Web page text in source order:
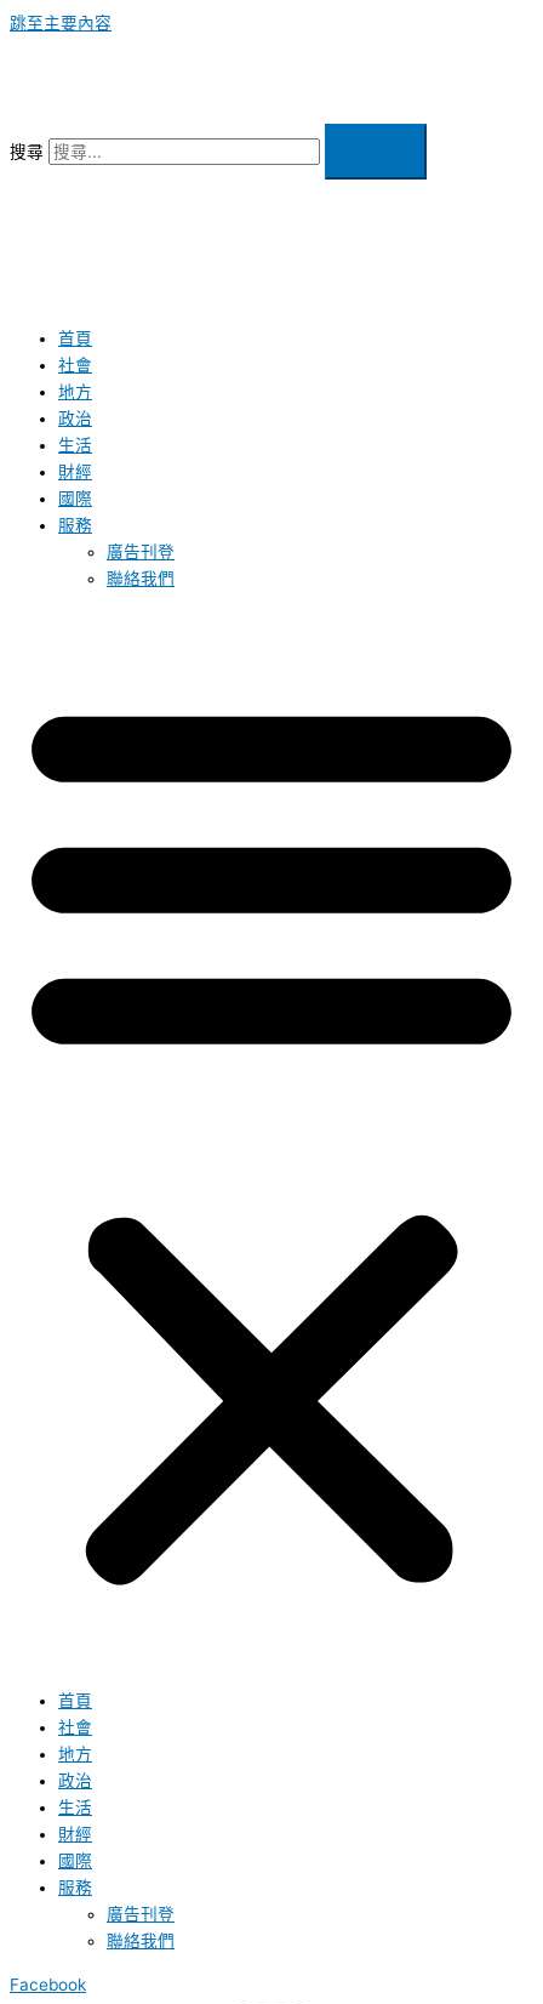
跳至主要內容
搜尋
首頁
社會
地方
政治
生活
財經
國際
服務
廣告刊登
聯絡我們
首頁
社會
地方
政治
生活
財經
國際
服務
廣告刊登
聯絡我們
Facebook